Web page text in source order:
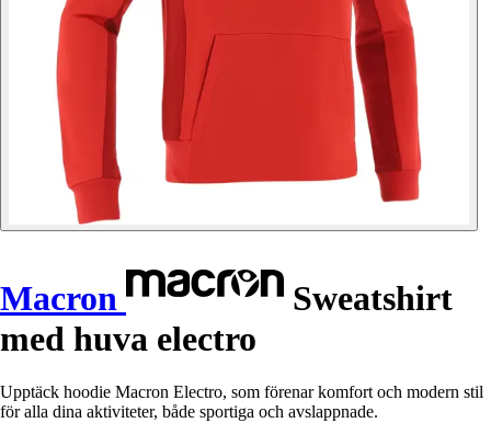
Macron
Sweatshirt
med huva electro
Upptäck hoodie Macron Electro, som förenar komfort och modern stil
för alla dina aktiviteter, både sportiga och avslappnade.